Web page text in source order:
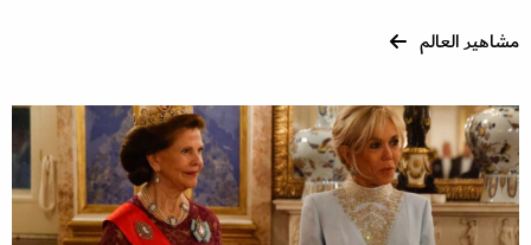
مشاهير العالم